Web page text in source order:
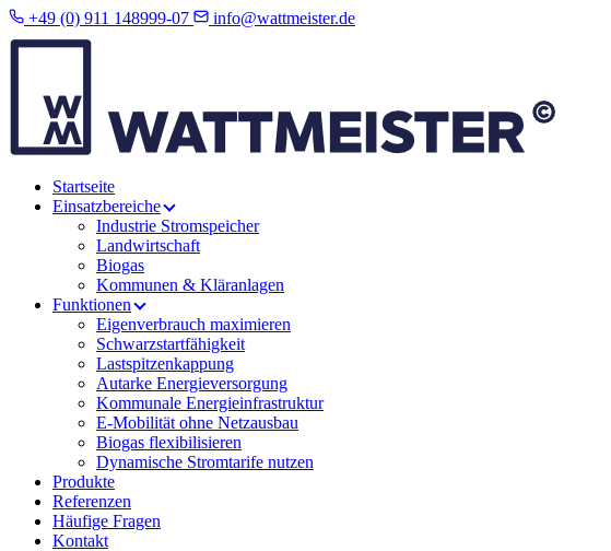
+49 (0) 911 148999-07 info@wattmeister.de
Startseite
Einsatzbereiche
Industrie Stromspeicher
Landwirtschaft
Biogas
Kommunen & Kläranlagen
Funktionen
Eigenverbrauch maximieren
Schwarzstartfähigkeit
Lastspitzenkappung
Autarke Energieversorgung
Kommunale Energieinfrastruktur
E-Mobilität ohne Netzausbau
Biogas flexibilisieren
Dynamische Stromtarife nutzen
Produkte
Referenzen
Häufige Fragen
Kontakt